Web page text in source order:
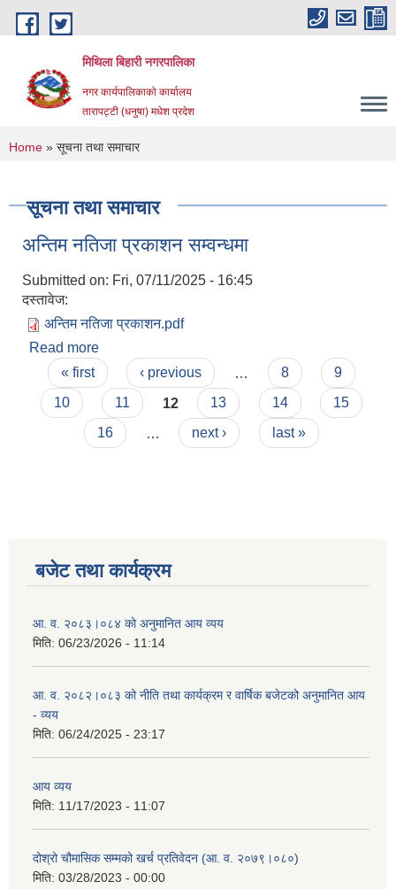
Skip to main content
मिथिला बिहारी नगरपालिका
नगर कार्यपालिकाको कार्यालय
तारापट्टी (धनुषा) मधेश प्रदेश
You are here
Home » सूचना तथा समाचार
सूचना तथा समाचार
अन्तिम नतिजा प्रकाशन सम्वन्धमा
Submitted on: Fri, 07/11/2025 - 16:45
दस्तावेज:
अन्तिम नतिजा प्रकाशन.pdf
Read more
Pages
« first ‹ previous 8
9
10
11 12 13 14
15
16
next › last »
बजेट तथा कार्यक्रम
आ. व. २०८३।०८४ को अनुमानित आय व्यय
मिति: 06/23/2026 - 11:14
आ. व. २०८२।०८३ को नीति तथा कार्यक्रम र वार्षिक बजेटको अनुमानित आय
- व्यय
मिति: 06/24/2025 - 23:17
आय व्यय
मिति: 11/17/2023 - 11:07
दोश्रो चौमासिक सम्मको खर्च प्रतिवेदन (आ. व. २०७९।०८०)
मिति: 03/28/2023 - 00:00